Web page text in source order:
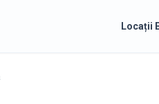
Locații